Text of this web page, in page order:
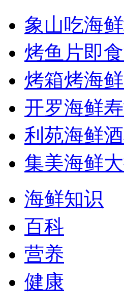
象山吃海
烤鱼片即
烤箱烤海
开罗海鲜
利苑海鲜
集美海鲜
海鲜知识
百科
营养
健康